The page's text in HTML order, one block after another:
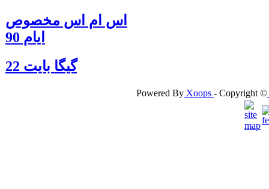
اس ام اس مخصوص
ایام 90
گيگا بايت 22
Powered By Xoops - Copyright ©